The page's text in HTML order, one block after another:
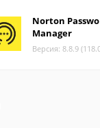
Norton
Manager
Версия: 8.8.9